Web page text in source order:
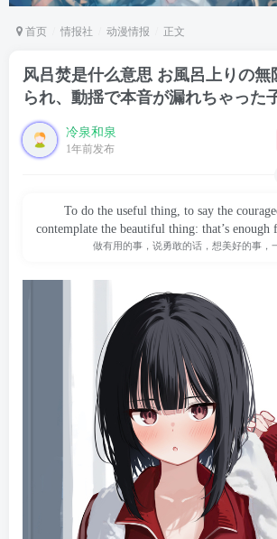
首页 情报社 动漫情报 正文
风吕焚是什么意思 お風呂上りの無
られ、動揺で本音が漏れちゃった
冷泉和泉
1年前发布
To do the useful thing, to say the
contemplate the beautiful thing: that’s enough
做有用的事，说勇敢的话，想美好的事，